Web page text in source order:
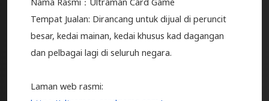
Tempat Jualan: Dirancang untuk dijual di peruncit
besar, kedai mainan, kedai khusus kad dagangan
dan pelbagai lagi di seluruh negara.
Laman web rasmi: